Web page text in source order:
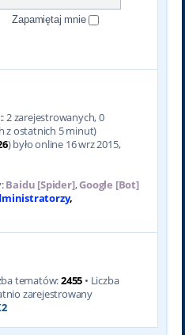
Zapamiętaj mnie
zarejestrowanych, 0
z ostatnich 5 minut)
) było online 16 wrz 2015,
Baidu [Spider],Google [Bot]
,
tematów:2455 • Liczba
zarejestrowany